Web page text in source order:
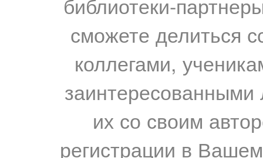
библиотеки-
сможете делиться
коллегами,
их со своим
регистрации в